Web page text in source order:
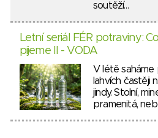
soutěží…
Letní seriál FÉR potraviny: Co
pijeme II - VODA
V létě saháme
lahvích častěji
jindy. Stolní,
pramenitá,